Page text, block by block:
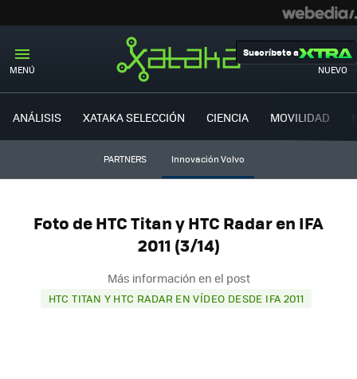
MENÚ NUEVO
Suscríbete a
ANÁLISIS XATAKA SELECCIÓN CIENCIA MOVILIDAD
PARTNERS Innovación Volvo
Foto de HTC Titan y HTC Radar en IFA
2011 (3/14)
Más información en el post
HTC TITAN Y HTC RADAR EN VÍDEO DESDE IFA 2011